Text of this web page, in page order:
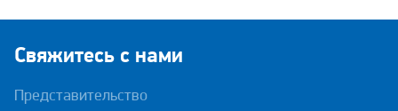
Свяжитесь с нами
Представительство